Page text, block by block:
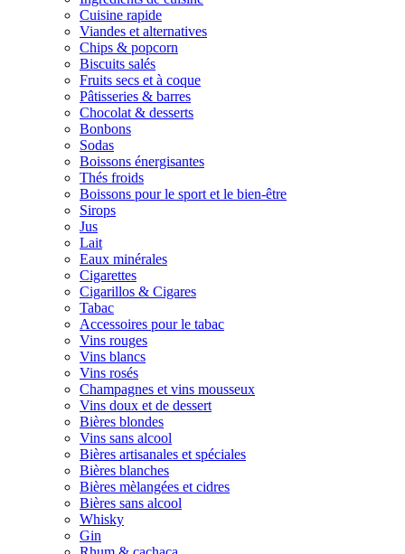
Cuisine rapide
Viandes et alternatives
Chips & popcorn
Biscuits salés
Fruits secs et à coque
Pâtisseries & barres
Chocolat & desserts
Bonbons
Sodas
Boissons énergisantes
Thés froids
Boissons pour le sport et le bien-être
Sirops
Jus
Lait
Eaux minérales
Cigarettes
Cigarillos & Cigares
Tabac
Accessoires pour le tabac
Vins rouges
Vins blancs
Vins rosés
Champagnes et vins mousseux
Vins doux et de dessert
Bières blondes
Vins sans alcool
Bières artisanales et spéciales
Bières blanches
Bières mèlangées et cidres
Bières sans alcool
Whisky
Gin